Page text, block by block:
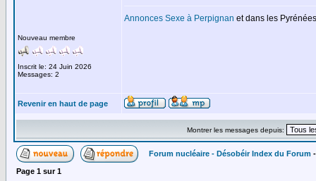
Nouveau membre
Inscrit le: 24 Juin 2026
Messages: 2
Annonces Sexe à Perpignan et dans les
Revenir en haut de page
Montrer les messages depuis:
Forum nucléaire - Désobéir Index du Forum
Page 1 sur1